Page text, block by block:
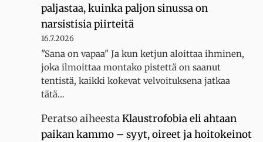
paljastaa, kuinka paljon sinussa on
narsistisia piirteitä
16.7.2026
"Sana on vapaa" Ja kun ketjun aloittaa ihminen,
joka ilmoittaa montako pistettä on saanut
tentistä, kaikki kokevat velvoituksena jatkaa
tätä…
PeratsoaiheestaKlaustrofobia eli ahtaan
paikan kammo – syyt, oireet ja hoitokeinot